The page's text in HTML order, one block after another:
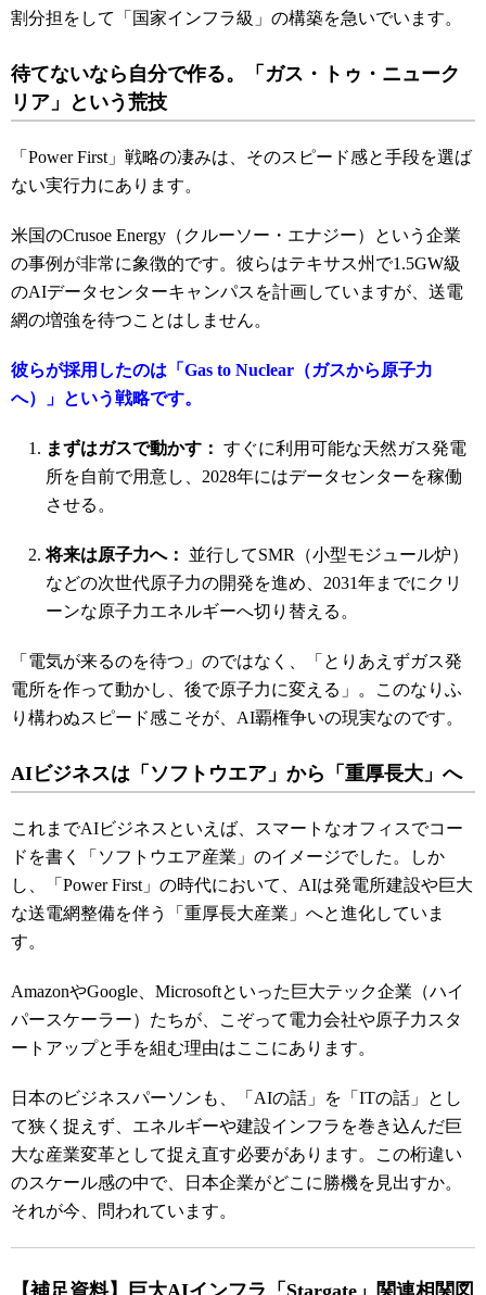
割分担をして「国家インフラ級」の構築を急いでいます。
待てないなら自分で作る。「ガス・トゥ・ニューク
リア」という荒技
「Power First」戦略の凄みは、そのスピード感と手段を選ば
ない実行力にあります。
米国のCrusoe Energy（クルーソー・エナジー）という企業
の事例が非常に象徴的です。彼らはテキサス州で1.5GW級
のAIデータセンターキャンパスを計画していますが、送電
網の増強を待つことはしません。
彼らが採用したのは「Gas to Nuclear（ガスから原子力
へ）」という戦略です。
まずはガスで動かす： すぐに利用可能な天然ガス発電
所を自前で用意し、2028年にはデータセンターを稼働
させる。
将来は原子力へ：
並行してSMR（小型モジュール炉）
などの次世代原子力の開発を進め、2031年までにクリ
ーンな原子力エネルギーへ切り替える。
「電気が来るのを待つ」のではなく、「とりあえずガス発
電所を作って動かし、後で原子力に変える」。このなりふ
り構わぬスピード感こそが、AI覇権争いの現実なのです。
AIビジネスは「ソフトウエア」から「重厚長大」へ
これまでAIビジネスといえば、スマートなオフィスでコー
ドを書く「ソフトウエア産業」のイメージでした。しか
し、「Power First」の時代において、AIは発電所建設や巨大
な送電網整備を伴う「重厚長大産業」へと進化していま
す。
AmazonやGoogle、Microsoftといった巨大テック企業（ハイ
パースケーラー）たちが、こぞって電力会社や原子力スタ
ートアップと手を組む理由はここにあります。
日本のビジネスパーソンも、「AIの話」を「ITの話」とし
て狭く捉えず、エネルギーや建設インフラを巻き込んだ巨
大な産業変革として捉え直す必要があります。この桁違い
のスケール感の中で、日本企業がどこに勝機を見出すか。
それが今、問われています。
【補足資料】巨大AIインフラ「Stargate」関連相関図